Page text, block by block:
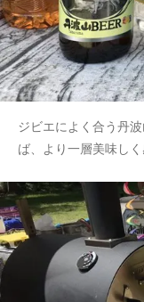
ジビエによく合う丹
ば、より一層美味し